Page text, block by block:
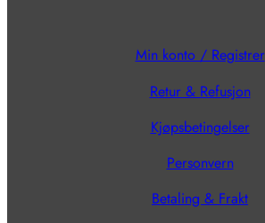
Min konto / Registrer
Retur & Refusjon
Kjøpsbetingelser
Personvern
Betaling & Frakt